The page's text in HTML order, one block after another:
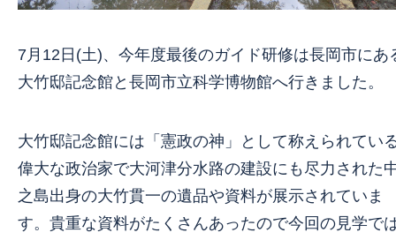
7月12日(土)、今年度最後のガイド研修は長岡市にあ
大竹邸記念館と長岡市立科学博物館へ行きました。
大竹邸記念館には「憲政の神」として称えられてい
偉大な政治家で大河津分水路の建設にも尽力された
之島出身の大竹貫一の遺品や資料が展示されていま
す。貴重な資料がたくさんあったので今回の見学で